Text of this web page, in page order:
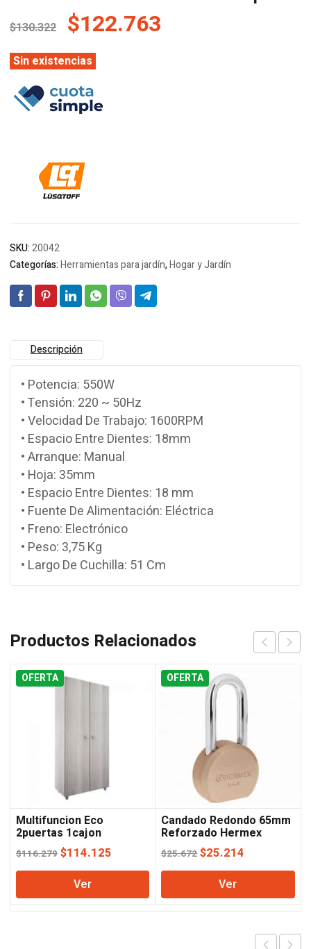
$130.322 El
precio
original
era:
$130.322.
$122.763
Sin existencias
SKU:20042
Categorías:Herramientas para jardín,Hogar y Jardín
Descripción
• Potencia: 550W
• Tensión: 220 ~ 50Hz
• Velocidad De Trabajo: 1600RPM
• Espacio Entre Dientes: 18mm
• Arranque: Manual
• Hoja: 35mm
• Espacio Entre Dientes: 18 mm
• Fuente De Alimentación: Eléctrica
• Freno: Electrónico
• Peso: 3,75 Kg
• Largo De Cuchilla: 51 Cm
Productos Relacionados
OFERTA
Multifuncion Eco
2puertas 1cajon
Jacaranda Orlandi
$116.279 El
precio
original
era:
$114.125
precio
es:
Ver
OFERTA
Candado Redondo 65mm
Reforzado Hermex
$25.672El
precio
original
era:
$25.214
precio
es:
Ver